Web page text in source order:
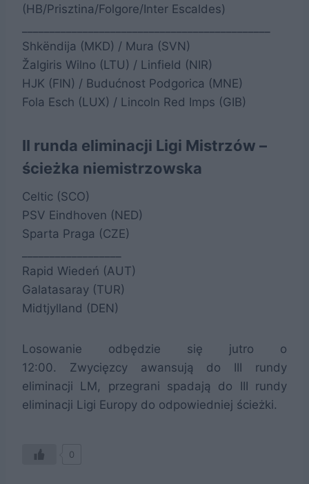
(HB/Prisztina/Folgore/Inter Escaldes)
Shkëndija (MKD) / Mura (SVN)
Žalgiris Wilno (LTU) / Linfield (NIR)
HJK (FIN) / Budućnost Podgorica (MNE)
Fola Esch (LUX) / Lincoln Red Imps (GIB)
II runda eliminacji Ligi Mistrzów –
ścieżka niemistrzowska
Celtic (SCO)
PSV Eindhoven (NED)
Sparta Praga (CZE)
Rapid Wiedeń (AUT)
Galatasaray (TUR)
Midtjylland (DEN)
Losowanie odbędzie się jutro o
12:00. Zwycięzcy awansują do III rundy
eliminacji LM, przegrani spadają do III rundy
eliminacji Ligi Europy do odpowiedniej ścieżki.
0